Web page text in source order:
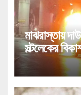
মাঝরাস্তায়
সল্টলেকের
কাণ্ড!